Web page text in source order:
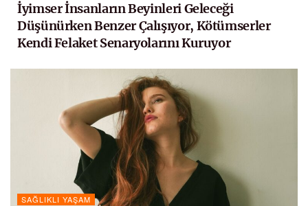
İyimser İnsanların Beyinleri Geleceği
Düşünürken Benzer Çalışıyor, Kötümserler
Kendi Felaket Senaryolarını Kuruyor
SAĞLIKLI YAŞAM